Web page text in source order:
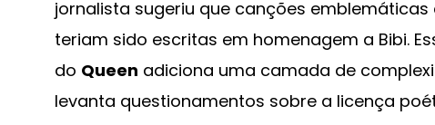
jornalista sugeriu que canções emblemáticas
teriam sido escritas em homenagem a Bibi.
do Queen adiciona uma camada de
levanta questionamentos sobre a licença